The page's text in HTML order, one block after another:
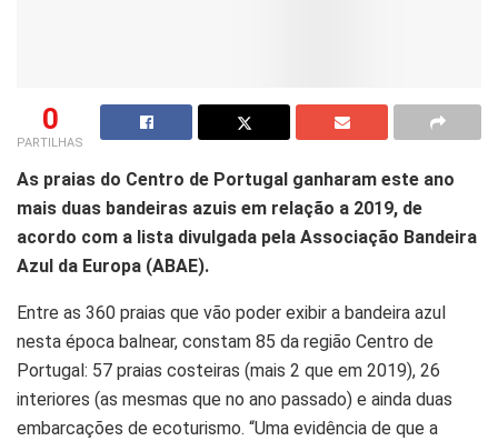
0
PARTILHAS
As praias do Centro de Portugal ganharam este ano
mais duas bandeiras azuis em relação a 2019, de
acordo com a lista divulgada pela Associação Bandeira
Azul da Europa (ABAE).
Entre as 360 praias que vão poder exibir a bandeira azul
nesta época balnear, constam 85 da região Centro de
Portugal: 57 praias costeiras (mais 2 que em 2019), 26
interiores (as mesmas que no ano passado) e ainda duas
embarcações de ecoturismo. “Uma evidência de que a